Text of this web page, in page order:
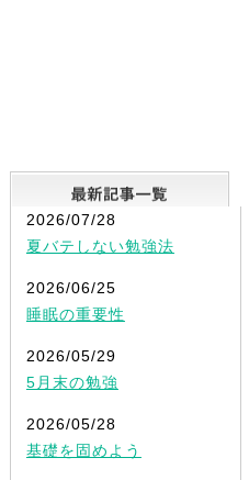
2026/07/28
夏バテしない勉強法
2026/06/25
睡眠の重要性
2026/05/29
5月末の勉強
2026/05/28
基礎を固めよう